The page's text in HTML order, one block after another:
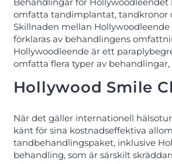
omfatta tandimplantat, tandkronor
Skillnaden mellan Hollywoodleende
förklaras av behandlingens
Hollywoodleende är ett
omfatta flera typer av behandlingar,
Hollywood Smile
När det gäller internationell
känt för sina kostnadseffektiva
tandbehandlingspaket, inklusive
behandling, som är särskilt